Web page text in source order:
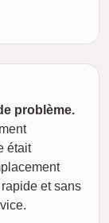
problème.
était
et sans